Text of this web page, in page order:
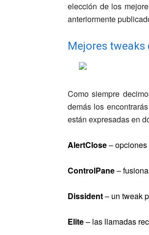
elección de los
anteriormente
Mejores tweaks
Como siempre
demás los
están expresadas en
AlertClose–
ControlPane–
Dissident– un tweak
Elite– las llamadas